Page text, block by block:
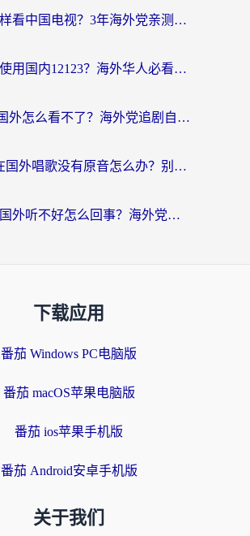
在国外怎样看中国电视？3年海外党亲测有效的追剧加速器指南
国外无法使用国内12123？海外华人必看：选对回国加速器，解决迪拜语音+12123访问难题
韩剧tv在国外怎么看不了？海外党追剧自由的终极解决方案来了
全民k歌在国外唱歌没有原音怎么办？别让地域限制毁了你的麦霸时刻
汽水音乐国外听不好怎么回事？海外党亲测有效的回国加速方案来了
下载应用
番茄 Windows PC电脑版
番茄 macOS苹果电脑版
番茄 ios苹果手机版
番茄 Android安卓手机版
关于我们